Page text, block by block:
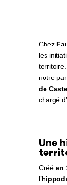
Chez
les
territoire.
notre
de
chargé
Une
Créé en
l’